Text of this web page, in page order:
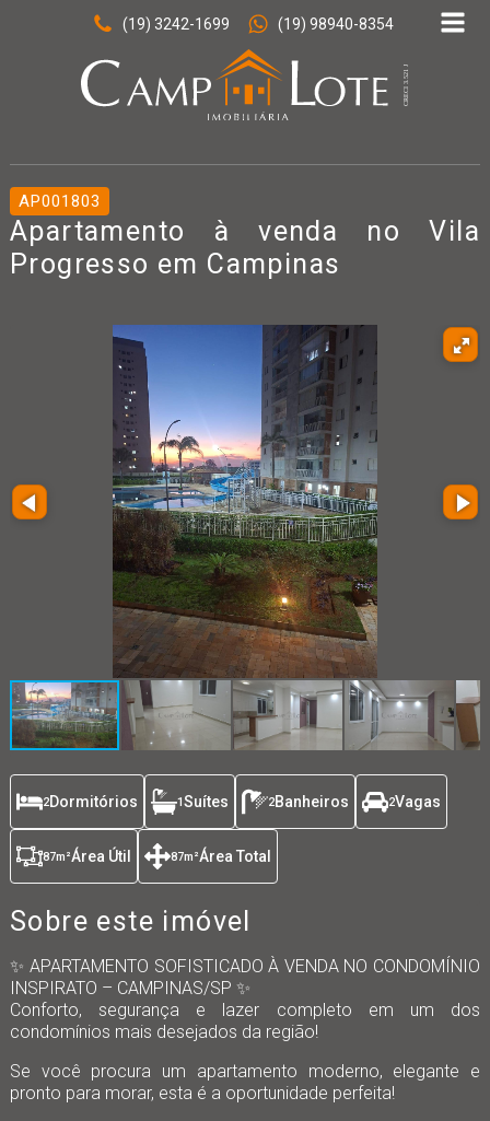
(19) 3242-1699 (19) 98940-8354
AP001803
Apartamento à venda no Vila
Progresso em Campinas
2Dormitórios 1Suítes 2Banheiros 2Vagas
87m²Área Útil 87m²Área Total
Sobre este imóvel
✨ APARTAMENTO SOFISTICADO À VENDA NO CONDOMÍNIO
INSPIRATO – CAMPINAS/SP ✨
Conforto, segurança e lazer completo em um dos
condomínios mais desejados da região!
Se você procura um apartamento moderno, elegante e
pronto para morar, esta é a oportunidade perfeita!